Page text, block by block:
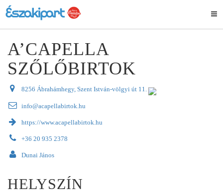
A’CAPELLA
SZŐLŐBIRTOK
8256 Ábrahámhegy, Szent István-völgyi út 11.
info@acapellabirtok.hu
https://www.acapellabirtok.hu
+36 20 935 2378
Dunai János
HELYSZÍN